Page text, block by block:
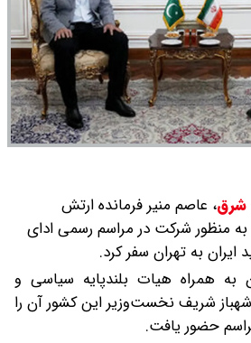
شرق، عاصم منیر فرمانده ارتش
منظور شرکت در مراسم رسمی ادای
ایران به تهران سفر کرد.
به همراه هیات بلندپایه سیاسی و
شریف نخست‌وزیر این کشور آن را
حضور یافت.